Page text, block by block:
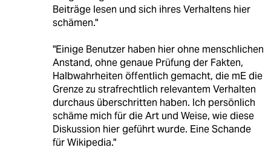
Beiträge lesen und sich ihres Verhaltens hier
schämen."
"Einige Benutzer haben hier ohne menschlichen
Anstand, ohne genaue Prüfung der Fakten,
Halbwahrheiten öffentlich gemacht, die mE die
Grenze zu strafrechtlich relevantem Verhalten
durchaus überschritten haben. Ich persönlich
schäme mich für die Art und Weise, wie diese
Diskussion hier geführt wurde. Eine Schande
für Wikipedia."